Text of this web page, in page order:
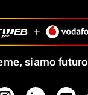
siamo futuro